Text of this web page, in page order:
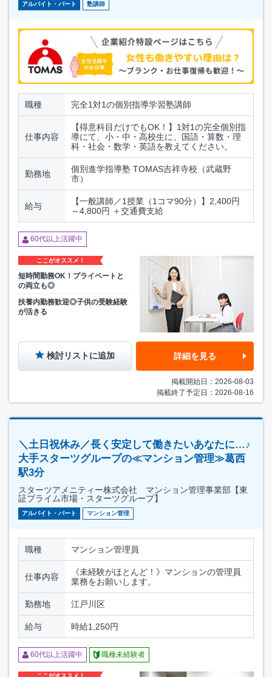
アルバイト・パート 塾講師
職種 完全1対1の個別指導学習塾講師
仕事内容
【得意科目だけでもOK！】1対1の完全個別指
導にて、小・中・高校生に、国語・算数・理
科・社会・数学・英語を教えてください。
勤務地
個別進学指導塾 TOMAS吉祥寺校（武蔵野
市）
給与
【一般講師／1授業（1コマ90分）】2,400円
～4,800円 ＋交通費支給
60代以上活躍中
ここがオススメ！
短時間勤務OK！プライベートと
の両立も◎
扶養内勤務歓迎◎子供の受験経験
が活きる
検討リストに追加 詳細を見る
掲載開始日：2026-08-03
掲載終了予定日：2026-08-16
＼土日祝休み／長く安定して働きたいあなたに…♪
大手スターツグループの≪マンション管理≫葛西
駅3分
スターツアメニティー株式会社 マンション管理事業部【東
証プライム市場・スターツグループ】
アルバイト・パート マンション管理
職種 マンション管理員
仕事内容
《未経験がほとんど！》マンションの管理員
業務をお願いします。
勤務地 江戸川区
給与 時給1,250円
60代以上活躍中 職種未経験者
ここがオススメ！